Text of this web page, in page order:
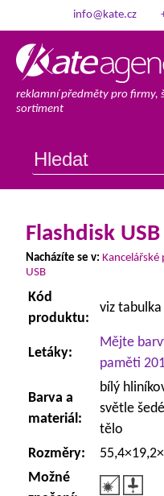
info@kate.cz
reklamní předměty pro firmy,
sortiment
Flashdisk
Nacházíte se v: Kancelářské
USB
Kód
produktu:
viz tabulka
Letáky:
Mějte
paměti
Barva a
materiál:
bílý
světle
tělo
Rozměry:
Možné